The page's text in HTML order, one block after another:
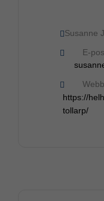
Susanne
E-
https://
tollarp/